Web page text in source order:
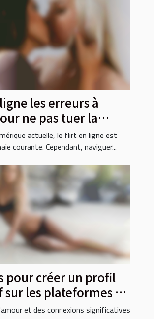
les erreurs à
ne pas tuer la
le premier
actuelle, le flirt en ligne est
courante. Cependant, naviguer...
pour créer un profil
les plateformes de
trans
et des connexions significatives